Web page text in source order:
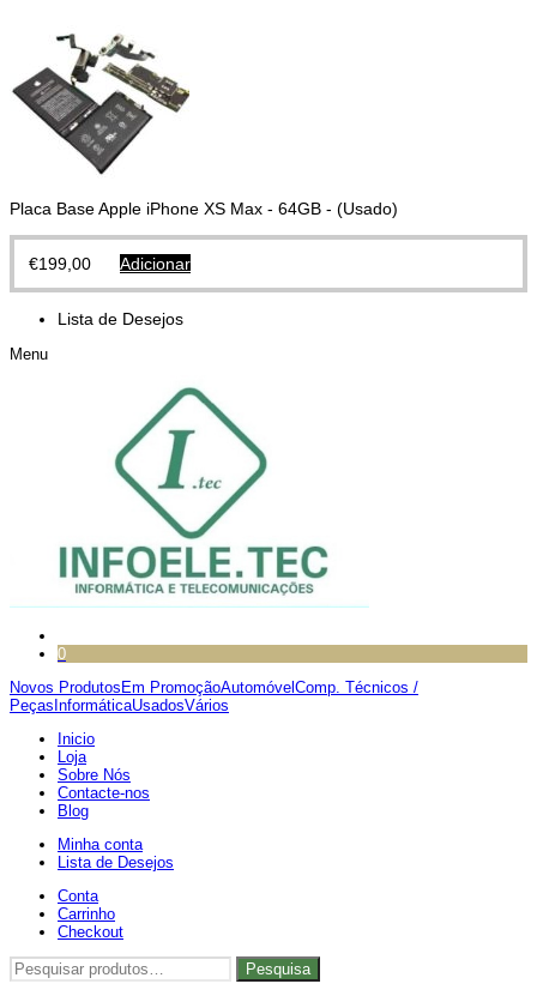
Placa Base Apple iPhone XS Max - 64GB - (Usado)
€199,00 Adicionar
Lista de Desejos
Menu
0
Novos Produtos Em PromoçãoAutomóvel Comp. Técnicos /
Peças InformáticaUsadosVários
Inicio
Loja
Sobre Nós
Contacte-nos
Blog
Minha conta
Lista de Desejos
Conta
Carrinho
Checkout
Pesquisar
por:
Pesquisa